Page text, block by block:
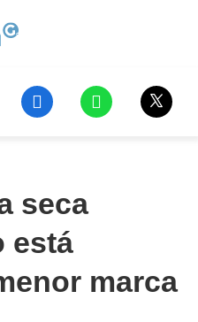
seca
está
marca